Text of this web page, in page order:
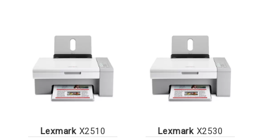
LexmarkX2510 LexmarkX2530